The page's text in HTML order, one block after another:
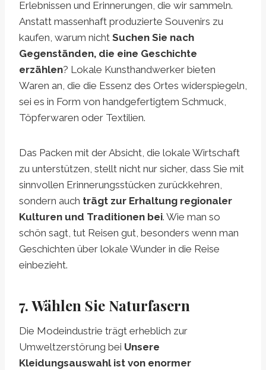
Erlebnissen und Erinnerungen, die wir sammeln.
Anstatt massenhaft produzierte Souvenirs zu
kaufen, warum nicht Suchen Sie nach
Gegenständen, die eine Geschichte
erzählen? Lokale Kunsthandwerker bieten
Waren an, die die Essenz des Ortes widerspiegeln,
sei es in Form von handgefertigtem Schmuck,
Töpferwaren oder Textilien.
Das Packen mit der Absicht, die lokale Wirtschaft
zu unterstützen, stellt nicht nur sicher, dass Sie mit
sinnvollen Erinnerungsstücken zurückkehren,
sondern auch trägt zur Erhaltung regionaler
Kulturen und Traditionen bei. Wie man so
schön sagt, tut Reisen gut, besonders wenn man
Geschichten über lokale Wunder in die Reise
einbezieht.
7. Wählen Sie Naturfasern
Die Modeindustrie trägt erheblich zur
Umweltzerstörung bei Unsere
Kleidungsauswahl ist von enormer